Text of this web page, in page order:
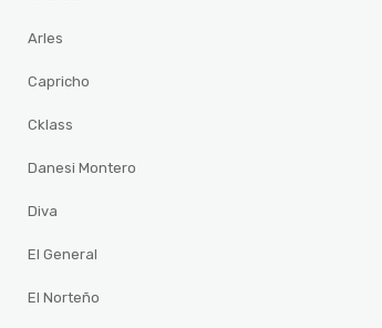
Arles
Capricho
Cklass
Danesi Montero
Diva
El General
El Norteño